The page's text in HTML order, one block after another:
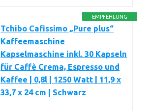
EMPFEHLUNG
Tchibo Cafissimo „Pure plus“
Kaffeemaschine
Kapselmaschine inkl. 30 Kapseln
für Caffè Crema, Espresso und
Kaffee | 0,8l | 1250 Watt | 11,9 x
33,7 x 24 cm | Schwarz